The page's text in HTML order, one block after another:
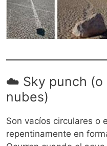
☁️ Sky punch (o
nubes)
Son vacíos circulares o
repentinamente en